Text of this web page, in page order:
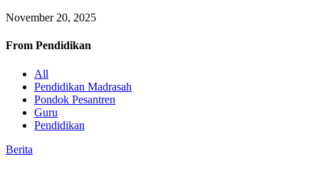
November 20, 2025
From Pendidikan
All
Pendidikan Madrasah
Pondok Pesantren
Guru
Pendidikan
Berita